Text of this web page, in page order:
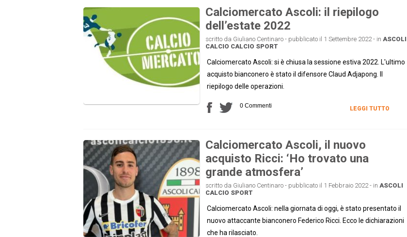
Calciomercato Ascoli: il riepilogo
dell’estate 2022
scritto da Giuliano Centinaro - pubblicato il 1 Settembre 2022 - in ASCOLI
CALCIO CALCIO SPORT
Calciomercato Ascoli: si è chiusa la sessione estiva 2022. L'ultimo
acquisto bianconero è stato il difensore Claud Adjapong. Il
riepilogo delle operazioni.
0 Commenti LEGGI TUTTO
Calciomercato Ascoli, il nuovo
acquisto Ricci: ‘Ho trovato una
grande atmosfera’
scritto da Giuliano Centinaro - pubblicato il 1 Febbraio 2022 - in ASCOLI
CALCIO SPORT
Calciomercato Ascoli: nella giornata di oggi, è stato presentato il
nuovo attaccante bianconero Federico Ricci. Ecco le dichiarazioni
che ha rilasciato.